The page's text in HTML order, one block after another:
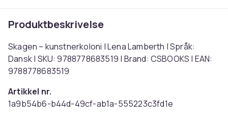
Produktbeskrivelse
Skagen – kunstnerkoloni | Lena Lamberth | Språk:
Dansk | SKU: 9788778683519 | Brand: CSBOOKS | EAN:
9788778683519
Artikkel nr.
1a9b54b6-b44d-49cf-ab1a-555223c3fd1e